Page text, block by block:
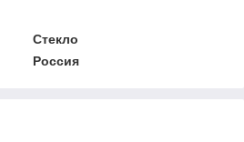
Стекло
Россия